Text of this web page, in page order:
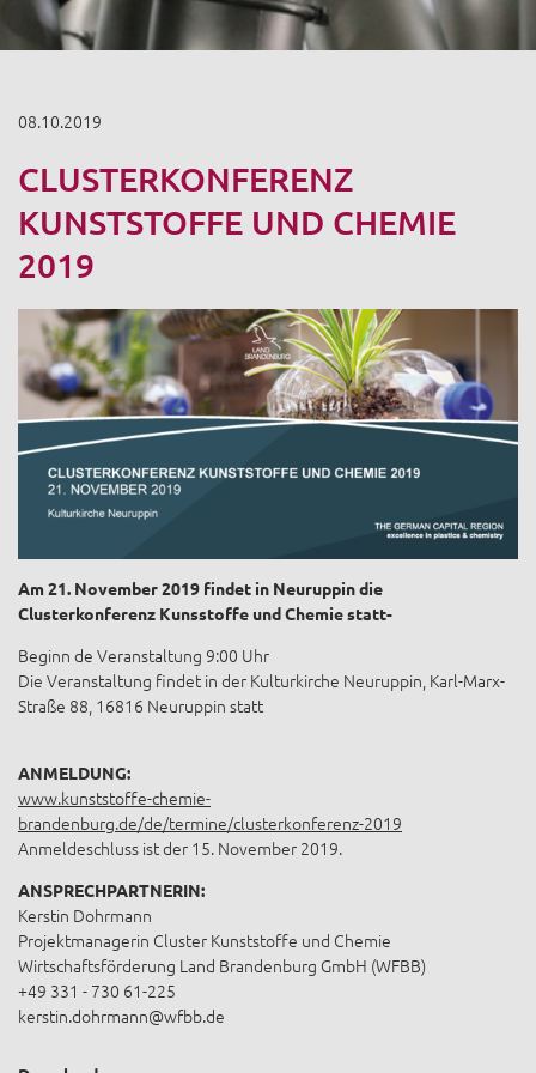
08.10.2019
CLUSTERKONFERENZ
KUNSTSTOFFE UND CHEMIE
2019
Am 21. November 2019 findet in Neuruppin die
Clusterkonferenz Kunsstoffe und Chemie statt-
Beginn de Veranstaltung 9:00 Uhr
Die Veranstaltung findet in der Kulturkirche Neuruppin, Karl-Marx-
Straße 88, 16816 Neuruppin statt
ANMELDUNG:
www.kunststoffe-chemie-
brandenburg.de/de/termine/clusterkonferenz-2019
Anmeldeschluss ist der 15. November 2019.
ANSPRECHPARTNERIN:
Kerstin Dohrmann
Projektmanagerin Cluster Kunststoffe und Chemie
Wirtschaftsförderung Land Brandenburg GmbH (WFBB)
+49 331 - 730 61-225
kerstin.dohrmann@wfbb.de